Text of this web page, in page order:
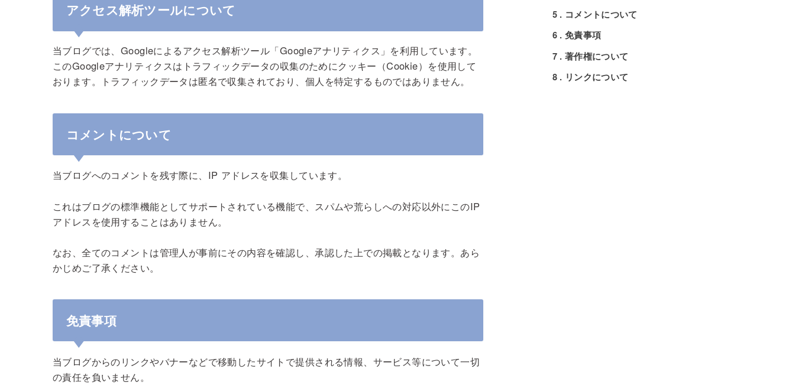
アクセス解析ツールについて
当ブログでは、Googleによるアクセス解析ツール「Googleアナリティクス」を利用しています。
このGoogleアナリティクスはトラフィックデータの収集のためにクッキー（Cookie）を使用して
おります。トラフィックデータは匿名で収集されており、個人を特定するものではありません。
コメントについて
当ブログへのコメントを残す際に、IP アドレスを収集しています。
これはブログの標準機能としてサポートされている機能で、スパムや荒らしへの対応以外にこのIP
アドレスを使用することはありません。
なお、全てのコメントは管理人が事前にその内容を確認し、承認した上での掲載となります。あら
かじめご了承ください。
免責事項
当ブログからのリンクやバナーなどで移動したサイトで提供される情報、サービス等について一切
の責任を負いません。
5
コメントについて
6
免責事項
7
著作権について
8
リンクについて